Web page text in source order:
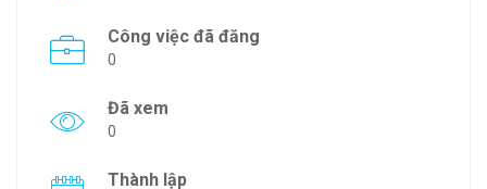
Công việc đã đăng
0
Đã xem
0
Thành lập